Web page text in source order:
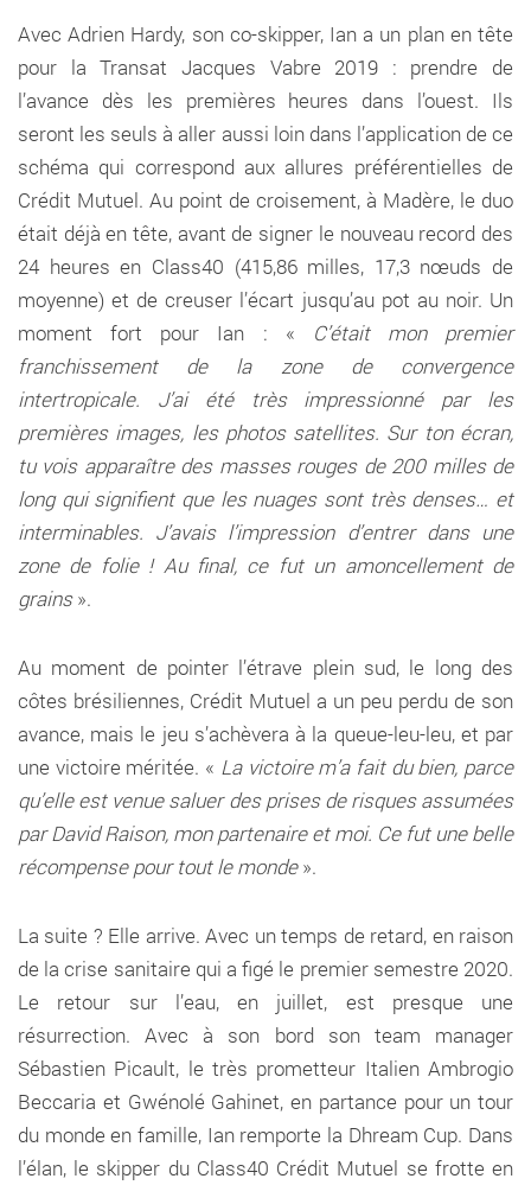
Avec Adrien Hardy, son co-skipper, Ian a un plan en tête
pour la Transat Jacques Vabre 2019 : prendre de
l’avance dès les premières heures dans l’ouest. Ils
seront les seuls à aller aussi loin dans l’application de ce
schéma qui correspond aux allures préférentielles de
Crédit Mutuel. Au point de croisement, à Madère, le duo
était déjà en tête, avant de signer le nouveau record des
24 heures en Class40 (415,86 milles, 17,3 nœuds de
moyenne) et de creuser l’écart jusqu’au pot au noir. Un
moment fort pour Ian : « C’était mon premier
franchissement de la zone de convergence
intertropicale. J’ai été très impressionné par les
premières images, les photos satellites. Sur ton écran,
tu vois apparaître des masses rouges de 200 milles de
long qui signifient que les nuages sont très denses… et
interminables. J’avais l’impression d’entrer dans une
zone de folie ! Au final, ce fut un amoncellement de
grains».
Au moment de pointer l’étrave plein sud, le long des
côtes brésiliennes, Crédit Mutuel a un peu perdu de son
avance, mais le jeu s’achèvera à la queue-leu-leu, et par
une victoire méritée. « La victoire m’a fait du bien, parce
qu’elle est venue saluer des prises de risques assumées
par David Raison, mon partenaire et moi. Ce fut une belle
récompense pour tout le monde».
La suite ? Elle arrive. Avec un temps de retard, en raison
de la crise sanitaire qui a figé le premier semestre 2020.
Le retour sur l’eau, en juillet, est presque une
résurrection. Avec à son bord son team manager
Sébastien Picault, le très prometteur Italien Ambrogio
Beccaria et Gwénolé Gahinet, en partance pour un tour
du monde en famille, Ian remporte la Dhream Cup. Dans
l’élan, le skipper du Class40 Crédit Mutuel se frotte en